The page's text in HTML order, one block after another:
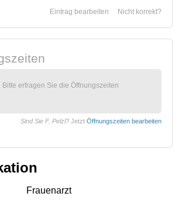
Nicht korrekt?
Eintrag bearbeiten
Bitte erfragen Sie die Öffnungszeiten
Sind Sie F. Pelzl? Jetzt Öffnungszeiten bearbeiten
Frauenarzt